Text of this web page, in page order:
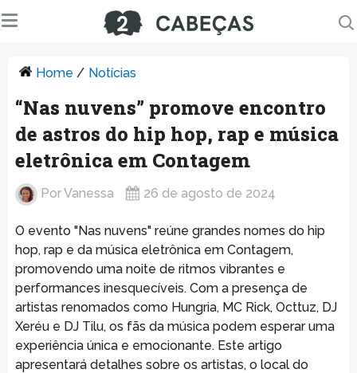
Home / Notícias
“Nas nuvens” promove encontro
de astros do hip hop, rap e música
eletrônica em Contagem
PorVanessa 26 de agosto de 2024
O evento "Nas nuvens" reúne grandes nomes do hip
hop, rap e da música eletrônica em Contagem,
promovendo uma noite de ritmos vibrantes e
performances inesquecíveis. Com a presença de
artistas renomados como Hungria, MC Rick, Octtuz, DJ
Xeréu e DJ Tilu, os fãs da música podem esperar uma
experiência única e emocionante. Este artigo
apresentará detalhes sobre os artistas, o local do